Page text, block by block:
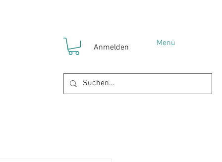
Menü
Anmelden